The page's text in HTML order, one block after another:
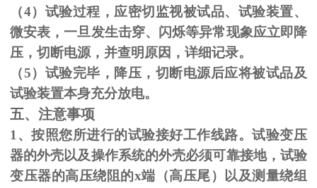
（4）试验过程，应密切监视被试品、试验装置、
微安表，一旦发生击穿、闪烁等异常现象应立即降
压，切断电源，并查明原因，详细记录。
（5）试验完毕，降压，切断电源后应将被试品及
试验装置本身充分放电。
五、注意事项
1、按照您所进行的试验接好工作线路。试验变压
器的外壳以及操作系统的外壳必须可靠接地，试验
变压器的高压绕阻的x端（高压尾）以及测量绕组